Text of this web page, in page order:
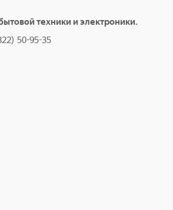
техники и электроники.
50-95-35